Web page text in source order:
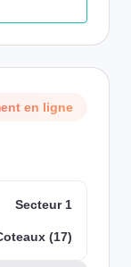
en ligne
Secteur 1
(17)